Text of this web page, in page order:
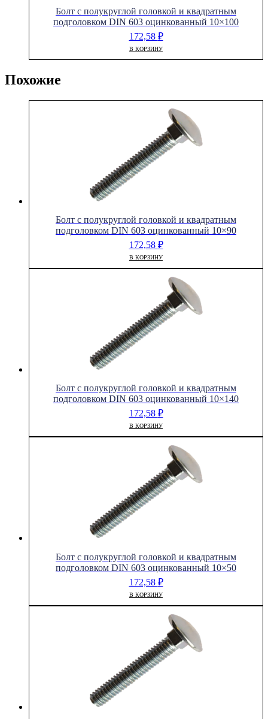
Болт с полукруглой головкой и квадратным
подголовком DIN 603 оцинкованный 10×100
172,58 ₽
В КОРЗИНУ
Похожие
Болт с полукруглой головкой и квадратным
подголовком DIN 603 оцинкованный 10×90
172,58 ₽
В КОРЗИНУ
Болт с полукруглой головкой и квадратным
подголовком DIN 603 оцинкованный 10×140
172,58 ₽
В КОРЗИНУ
Болт с полукруглой головкой и квадратным
подголовком DIN 603 оцинкованный 10×50
172,58 ₽
В КОРЗИНУ